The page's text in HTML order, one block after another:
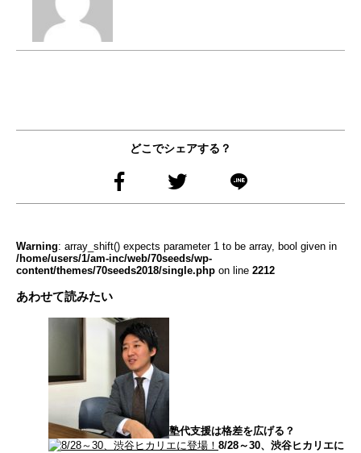
どこでシェアする？
Warning: array_shift() expects parameter 1 to be array, bool given in
/home/users/1/am-inc/web/70seeds/wp-
content/themes/70seeds2018/single.php on line 2212
あわせて読みたい
塾代支援は格差を広げる？
8/28～30、渋谷ヒカリエに